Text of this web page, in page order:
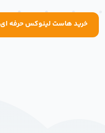
خرید هاست لینوکس حرفه ای